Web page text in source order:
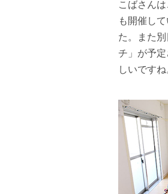
こばさん
も開催し
た。また
チ」が予
しいですね